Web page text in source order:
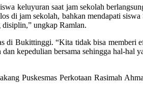
keluyuran saat jam sekolah
di jam sekolah, bahkan mendapati
disiplin,” ungkap Ramlan.
di Bukittinggi. “Kita tidak bisa memberi
kepedulian bersama sehingga hal-hal
Puskesmas Perkotaan Rasimah